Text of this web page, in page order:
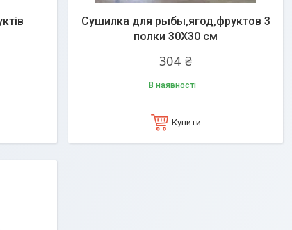
Сушилка для рыбы,ягод,фруктов 3
полки 30X30 см
304 ₴
В наявності
Купити